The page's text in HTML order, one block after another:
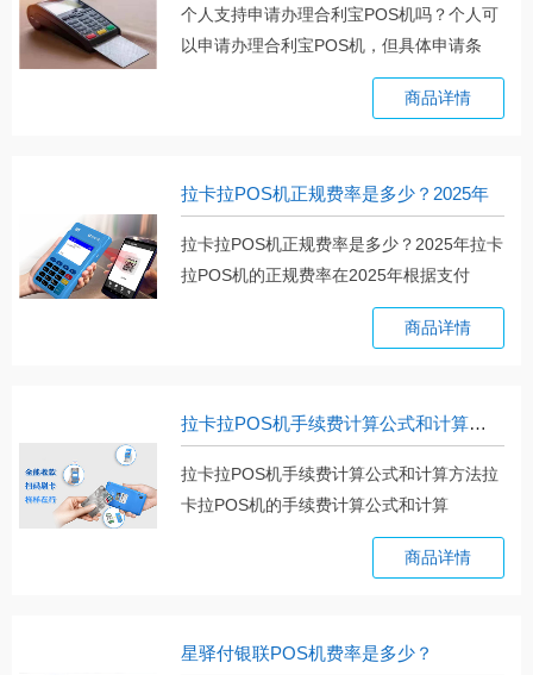
个人支持申请办理合利宝POS机吗？个人可
以申请办理合利宝POS机，但具体申请条
商品详情
拉卡拉POS机正规费率是多少？2025年
拉卡拉POS机正规费率是多少？2025年拉卡
拉POS机的正规费率在2025年根据支付
商品详情
拉卡拉POS机手续费计算公式和计算方法
拉卡拉POS机手续费计算公式和计算方法拉
卡拉POS机的手续费计算公式和计算
商品详情
星驿付银联POS机费率是多少？